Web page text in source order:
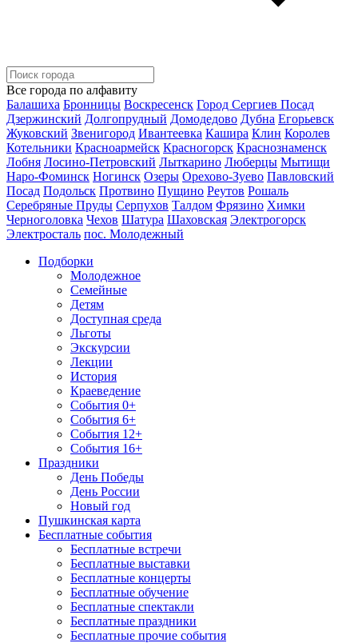
Все города по алфавиту
Балашиха Бронницы Воскресенск Город Сергиев Посад
Дзержинский Долгопрудный Домодедово Дубна Егорьевск
Жуковский Звенигород Ивантеевка Кашира Клин Королев
Котельники Красноармейск Красногорск Краснознаменск
Лобня Лосино-Петровский Лыткарино Люберцы Мытищи
Наро-Фоминск Ногинск Озеры Орехово-Зуево Павловский
Посад Подольск Протвино Пущино Реутов Рошаль
Серебряные Пруды Серпухов Талдом Фрязино Химки
Черноголовка Чехов Шатура Шаховская Электрогорск
Электросталь пос. Молодежный
Подборки
Молодежное
Семейные
Детям
Доступная среда
Льготы
Экскурсии
Лекции
История
Краеведение
События 0+
События 6+
События 12+
События 16+
Праздники
День Победы
День России
Новый год
Пушкинская карта
Бесплатные события
Бесплатные встречи
Бесплатные выставки
Бесплатные концерты
Бесплатные обучение
Бесплатные спектакли
Бесплатные праздники
Бесплатные прочие события